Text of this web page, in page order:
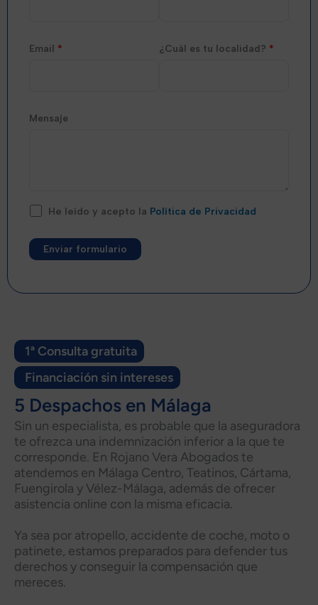
1ª Consulta gratuita
Financiación sin intereses
5 Despachos en Málaga
Sin un especialista, es probable que la aseguradora
te ofrezca una indemnización inferior a la que te
corresponde. En Rojano Vera Abogados te
atendemos en Málaga Centro, Teatinos, Cártama,
Fuengirola y Vélez-Málaga, además de ofrecer
asistencia online con la misma eficacia.
Ya sea por atropello, accidente de coche, moto o
patinete, estamos preparados para defender tus
derechos y conseguir la compensación que
mereces.
Email * ¿Cuál es tu localidad? *
Mensaje
He leído y acepto la Política de Privacidad